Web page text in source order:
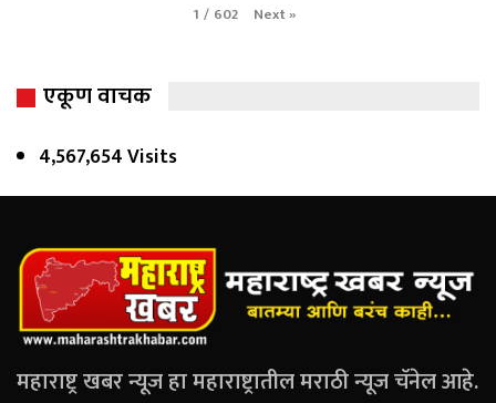
1 / 602 Next»
एकूण वाचक
4,567,654 Visits
महाराष्ट्र खबर न्यूज हा महाराष्ट्रातील मराठी न्यूज चॅनेल आहे.